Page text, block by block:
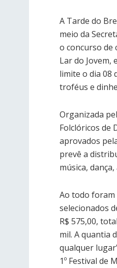
A Tarde do
meio da
o concurso de
Lar do Jovem,
limite o dia 08
troféus e
Organizada
Folclóricos de
aprovados
prevê a
música,
Ao todo foram
selecionados
R$ 575,00,
mil. A quantia
qualquer
1º Festival de